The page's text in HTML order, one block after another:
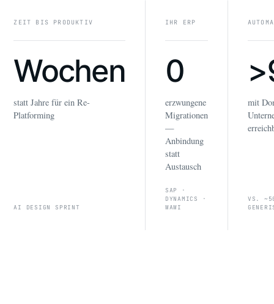
ZEIT BIS PRODUKTIV
Wochen
statt Jahre für ein Re-
Platforming
AI DESIGN SPRINT
IHR ERP
0
erzwungene
Migrationen
—
Anbindung
statt
Austausch
SAP ·
DYNAMICS ·
WAWI
mit
VS.